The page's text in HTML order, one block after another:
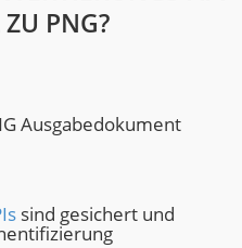
PNG?
Ausgabedokument
sind gesichert und